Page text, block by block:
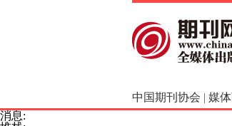
中国期刊协会 | 媒
消息: